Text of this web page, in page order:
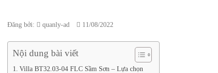
Đăng bởi: quanly-ad 11/08/2022
Nội dung bài viết
Villa BT32.03-04 FLC Sầm Sơn – Lựa chọn